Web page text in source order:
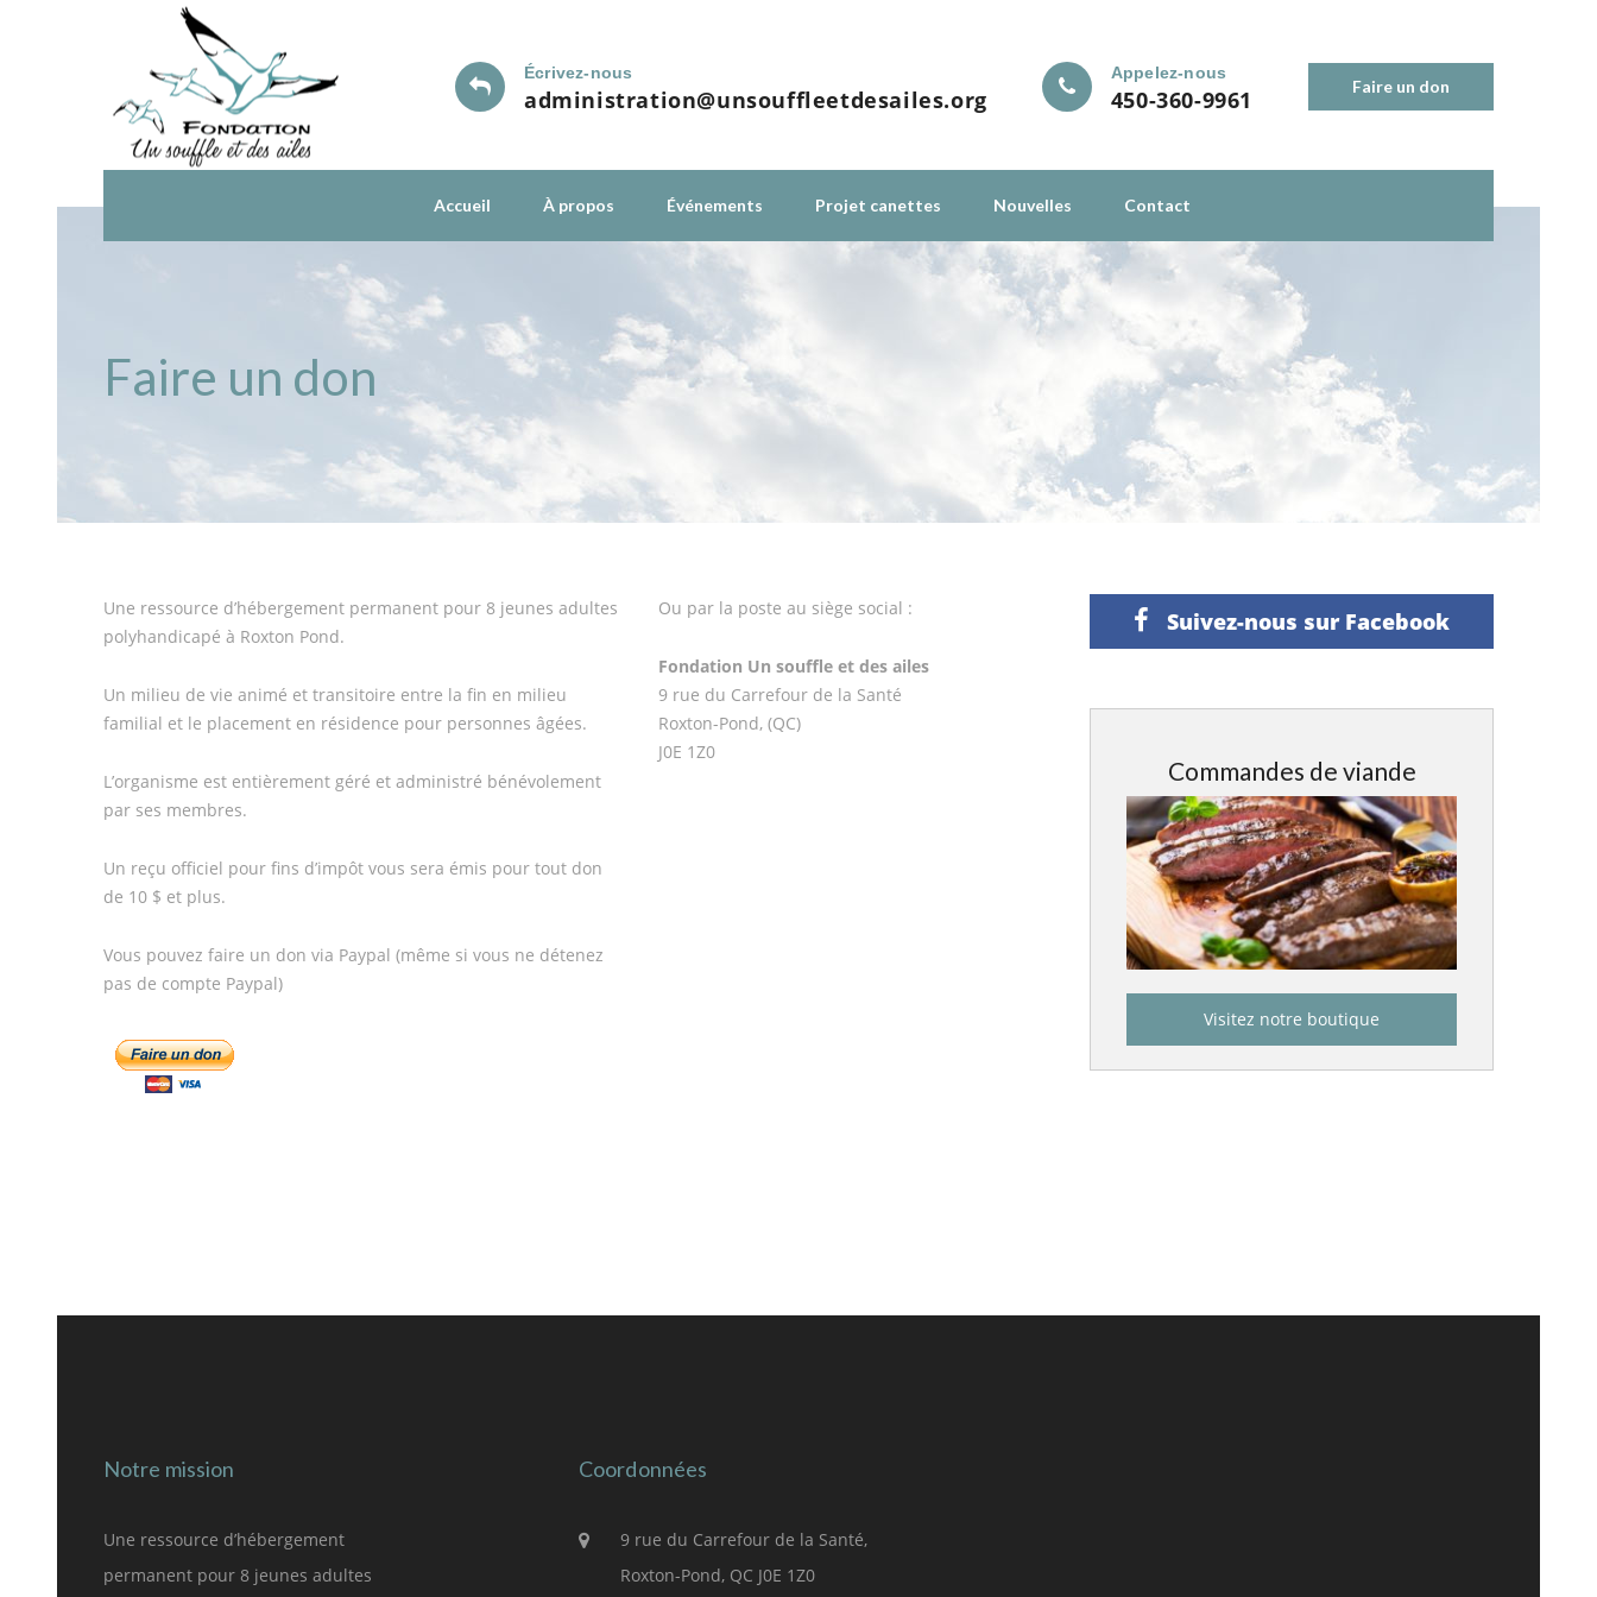
Écrivez-nous
administration@unsouffleetdesailes.org
Appelez-nous
450-360-9961 Faire un don
Accueil À propos Événements Projet canettes Nouvelles Contact
Faire un don
Une ressource d’hébergement permanent pour 8 jeunes adultes
polyhandicapé à Roxton Pond.
Un milieu de vie animé et transitoire entre la fin en milieu
familial et le placement en résidence pour personnes âgées.
L’organisme est entièrement géré et administré bénévolement
par ses membres.
Un reçu officiel pour fins d’impôt vous sera émis pour tout don
de 10 $ et plus.
Vous pouvez faire un don via Paypal (même si vous ne détenez
pas de compte Paypal)
Ou par la poste au siège social :
Fondation Un souffle et des ailes
9 rue du Carrefour de la Santé
Roxton-Pond, (QC)
J0E 1Z0
Suivez-nous sur Facebook
Commandes de viande
Visitez notre boutique
Notre mission
Une ressource d’hébergement
permanent pour 8 jeunes adultes
Coordonnées
9 rue du Carrefour de la Santé,
Roxton-Pond, QC J0E 1Z0